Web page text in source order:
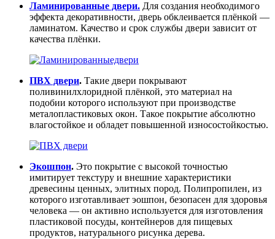
Ламинированные двери. Для создания необходимого
эффекта декоративности, дверь обклеивается плёнкой —
ламинатом. Качество и срок службы двери зависит от
качества плёнки.
ПВХ двери. Такие двери покрывают
поливинилхлоридной плёнкой, это материал на
подобии которого используют при производстве
металопластиковых окон. Такое покрытие абсолютно
влагостойкое и обладет повышенной износостойкостью.
Экошпон. Это покрытие с высокой точностью
имитирует текстуру и внешние характеристики
древесины ценных, элитных пород. Полипропилен, из
которого изготавливает эошпон, безопасен для здоровья
человека — он активно используется для изготовления
пластиковой посуды, контейнеров для пищевых
продуктов, натурального рисунка дерева.